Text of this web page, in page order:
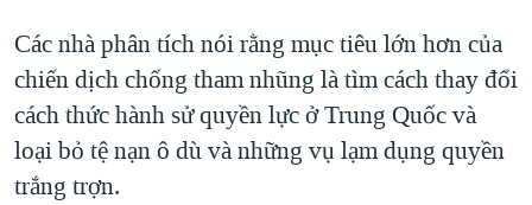
Các nhà phân tích nói rằng mục tiêu lớn hơn của
chiến dịch chống tham nhũng là tìm cách thay đổi
cách thức hành sử quyền lực ở Trung Quốc và
loại bỏ tệ nạn ô dù và những vụ lạm dụng quyền
trắng trợn.